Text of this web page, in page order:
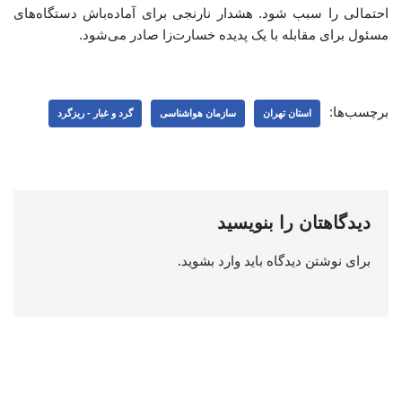
احتمالی را سبب شود. هشدار نارنجی برای آماده‌باش دستگاه‌های
مسئول برای مقابله با یک پدیده خسارت‌زا صادر می‌شود.
برچسب‌ها: استان تهران سازمان هواشناسی گرد و غبار - ریزگرد
دیدگاهتان را بنویسید
برای نوشتن دیدگاه باید وارد بشوید.